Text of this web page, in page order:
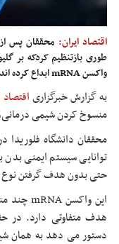
اقتصاد ایران: محققان پس
طوری بازتنظیم کردکه بر
واکسن mRNA ابداع کرده اند که با همه سرطان ها می جنگد.
به گزارش خبرگزاریاقتصاد
منسوخ کردن شیمی درمانی،
محققان دانشگاه فلوریدا
توانایی سیستم ایمنی بدن
حتی بدون هدف گرفتن نوع
هدف متفاوتی دارد. در
دستور می دهد به همان